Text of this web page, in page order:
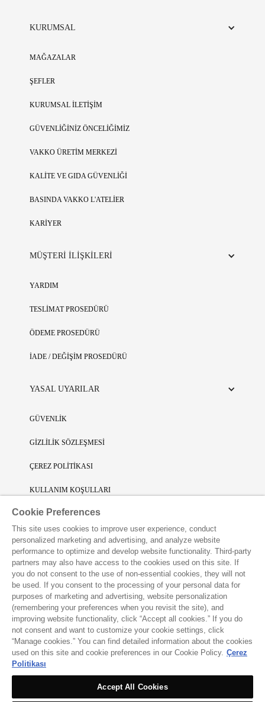
KURUMSAL
MAĞAZALAR
ŞEFLER
KURUMSAL İLETİŞİM
GÜVENLİĞİNİZ ÖNCELİĞİMİZ
VAKKO ÜRETİM MERKEZİ
KALİTE VE GIDA GÜVENLİĞİ
BASINDA VAKKO L'ATELİER
KARİYER
MÜŞTERİ İLİŞKİLERİ
YARDIM
TESLİMAT PROSEDÜRÜ
ÖDEME PROSEDÜRÜ
İADE / DEĞİŞİM PROSEDÜRÜ
YASAL UYARILAR
GÜVENLİK
GİZLİLİK SÖZLEŞMESİ
ÇEREZ POLİTİKASI
KULLANIM KOŞULLARI
SINIRLI SORUMLULUK
FİKRİ SİNAİ MÜLKİYET
VAKKO L'ATELIER UYGULAMASINI İNDİRİN
Cookie Preferences
This site uses cookies to improve user experience, conduct
personalized marketing and advertising, and analyze website
performance to optimize and develop website functionality. Third-party
partners may also have access to the cookies used on this site. If
you do not consent to the use of non-essential cookies, they will not
be used. If you consent to the processing of your personal data for
purposes of marketing and advertising, website personalization
(remembering your preferences when you revisit the site), and
improving website functionality, click “Accept all cookies.” If you do
not consent and want to customize your cookie settings, click
“Manage cookies.” You can find detailed information about the cookies
used on this site and cookie preferences in our Cookie Policy. Çerez
Politikası
Accept All Cookies